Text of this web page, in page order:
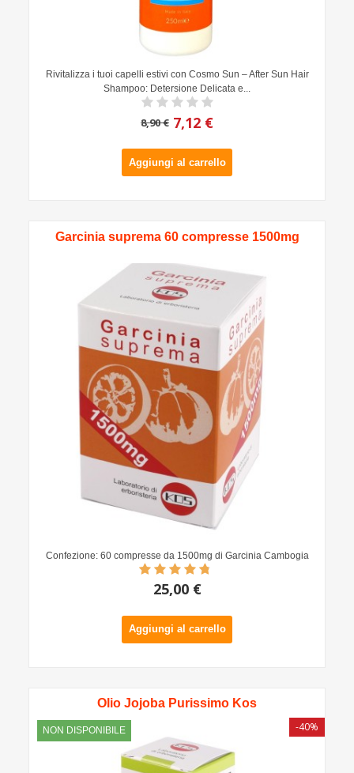
Rivitalizza i tuoi capelli estivi con Cosmo Sun – After Sun Hair
Shampoo: Detersione Delicata e...
8,90 € 7,12 €
Aggiungi al carrello
Garcinia suprema 60 compresse 1500mg
Confezione: 60 compresse da 1500mg di Garcinia Cambogia
25,00 €
Aggiungi al carrello
NON DISPONIBILE
Olio Jojoba Purissimo Kos
-40%